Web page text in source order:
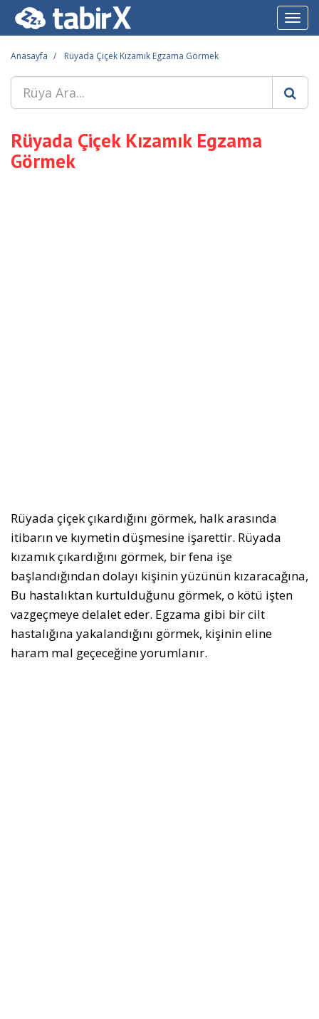
Anasayfa Rüyada Çiçek Kızamık Egzama Görmek
Rüyada Çiçek Kızamık Egzama
Görmek
Rüyada çiçek çıkardığını görmek, halk arasında
itibarın ve kıymetin düşmesine işarettir. Rüyada
kızamık çıkardığını görmek, bir fena işe
başlandığından dolayı kişinin yüzünün kızaracağına,
Bu hastalıktan kurtulduğunu görmek, o kötü işten
vazgeçmeye delalet eder. Egzama gibi bir cilt
hastalığına yakalandığını görmek, kişinin eline
haram mal geçeceğine yorumlanır.